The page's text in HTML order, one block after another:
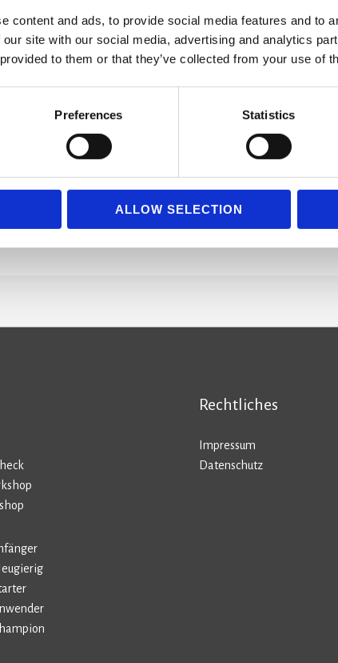
content and ads, to provide social media features and to
site with our social media, advertising and analytics
to them or that they’ve collected from your use of
Preferences Statistics
ALLOW SELECTION
was taugt was für den Mittelstand?
– 4 KI-Tools im ehrlichen Praxis-Check Diese Woche war
der wissen will was davon für Unternehmen im
Rechtliches
Impressum
Datenschutz